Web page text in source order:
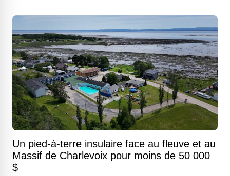
Un pied-à-terre insulaire face au fleuve et au
Massif de Charlevoix pour moins de 50 000
$